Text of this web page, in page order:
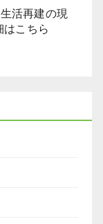
活再建の現
はこちら